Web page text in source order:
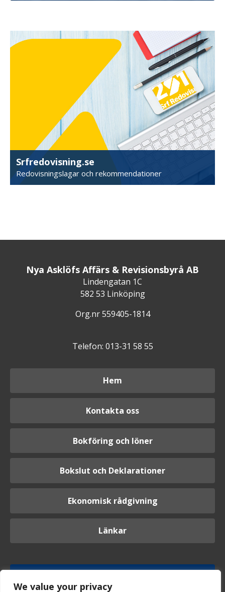
We value your privacy
Srfredovisning.se
Redovisningslagar och rekommendationer
Nya Asklöfs Affärs & Revisionsbyrå AB
Lindengatan 1C
582 53 Linköping
Org.nr 559405-1814
Telefon: 013-31 58 55
Hem
Kontakta oss
Bokföring och löner
Bokslut och Deklarationer
Ekonomisk rådgivning
Länkar